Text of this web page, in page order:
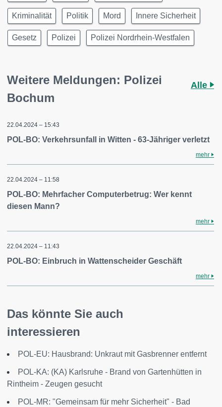
Kriminalität Politik Mord Innere Sicherheit
Gesetz Polizei Polizei Nordrhein-Westfalen
Weitere Meldungen: Polizei
Bochum
Alle
22.04.2024 – 15:43
POL-BO: Verkehrsunfall in Witten - 63-Jähriger verletzt
mehr
22.04.2024 – 11:58
POL-BO: Mehrfacher Computerbetrug: Wer kennt
diesen Mann?
mehr
22.04.2024 – 11:43
POL-BO: Einbruch in Wattenscheider Geschäft
mehr
Das könnte Sie auch
interessieren
POL-EU: Hausbrand: Unkraut mit Gasbrenner entfernt
POL-KA: (KA) Karlsruhe - Brand von Gartenhütten in
Rintheim - Zeugen gesucht
POL-MR: "Gemeinsam für mehr Sicherheit" - Bad